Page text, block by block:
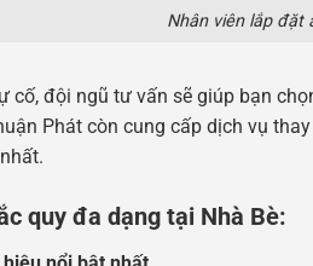
Nhân viên lắp đặt
cố, đội ngũ tư vấn sẽ giúp bạn
Phát còn cung cấp dịch vụ
quy đa dạng tại Nhà Bè: